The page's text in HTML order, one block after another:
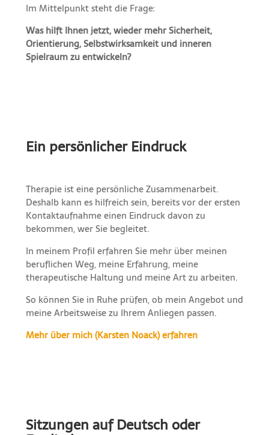
Im Mittelpunkt steht die Frage:
Was hilft Ihnen jetzt, wieder mehr Sicherheit,
Orientierung, Selbstwirksamkeit und inneren
Spielraum zu entwickeln?
Ein persönlicher Eindruck
Therapie ist eine persönliche Zusammenarbeit.
Deshalb kann es hilfreich sein, bereits vor der ersten
Kontaktaufnahme einen Eindruck davon zu
bekommen, wer Sie begleitet.
In meinem Profil erfahren Sie mehr über meinen
beruflichen Weg, meine Erfahrung, meine
therapeutische Haltung und meine Art zu arbeiten.
So können Sie in Ruhe prüfen, ob mein Angebot und
meine Arbeitsweise zu Ihrem Anliegen passen.
Mehr über mich (Karsten Noack) erfahren
Sitzungen auf Deutsch oder